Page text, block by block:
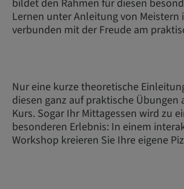
bildet den Rahmen für diesen
Lernen unter Anleitung von Meistern
verbunden mit der Freude am
Nur eine kurze theoretische
diesen ganz auf praktische Übungen
Kurs. Sogar Ihr Mittagessen wird zu
besonderen Erlebnis: In einem
Workshop kreieren Sie Ihre eigene